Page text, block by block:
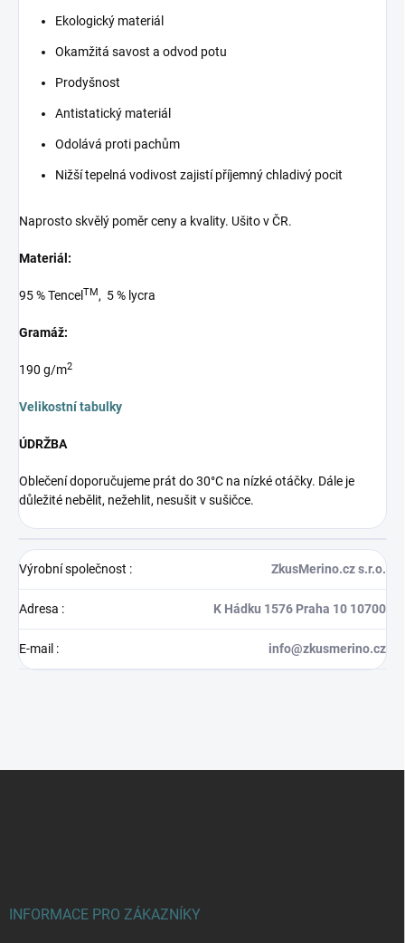
Ekologický materiál
Okamžitá savost a odvod potu
Prodyšnost
Antistatický materiál
Odolává proti pachům
Nižší tepelná vodivost zajistí příjemný chladivý pocit
Naprosto skvělý poměr ceny a kvality. Ušito v ČR.
Materiál:
95 % Tencel TM, 5 % lycra
Gramáž:
190 g/m2
Velikostní tabulky
ÚDRŽBA
Oblečení doporučujeme prát do 30°C na nízké otáčky. Dále je
důležité nebělit, nežehlit, nesušit v sušičce.
Výrobní společnost : ZkusMerino.cz s.r.o.
Adresa : K Hádku 1576 Praha 10 10700
E-mail : info@zkusmerino.cz
INFORMACE PRO ZÁKAZNÍKY